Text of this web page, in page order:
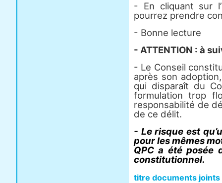
- En cliquant sur
pourrez prendre
- Bonne lecture
- ATTENTION : à
- Le Conseil
après son
qui disparaît du
formulation trop
responsabilité de
de ce délit.
- Le risque est
pour les mêmes
QPC a été posée
constitutionnel.
titre documents joints